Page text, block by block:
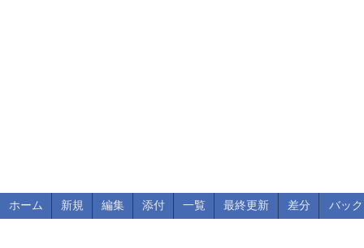
ホーム 新規 編集 添付 一覧 最終更新 差分 バッ